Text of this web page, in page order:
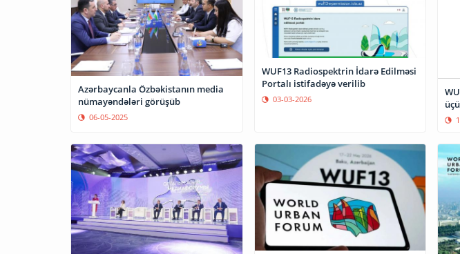
Azərbaycanla Özbəkistanın media
nümayəndələri görüşüb
06-05-2025
WUF13 Radiospektrin İdarə Edilməsi
Portalı istifadəyə verilib
03-03-2026